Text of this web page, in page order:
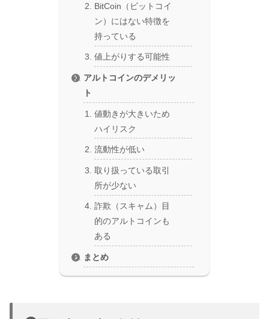
BitCoin（ビットコイ
ン）にはない特徴を
持っている
値上がりする可能性
アルトコインのデメリッ
ト
値動きが大きいため
ハイリスク
流動性が低い
取り扱っている取引
所が少ない
詐欺（スキャム）目
的のアルトコインも
ある
まとめ